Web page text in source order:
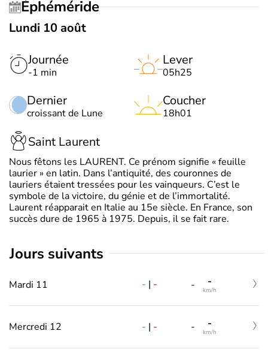
Éphéméride
Lundi 10 août
Journée
-1 min
Dernier
croissant de Lune
Lever
05h25
Coucher
18h01
Saint Laurent
Nous fêtons les LAURENT. Ce prénom signifie « feuille
laurier » en latin. Dans l’antiquité, des couronnes de
lauriers étaient tressées pour les vainqueurs. C’est le
symbole de la victoire, du génie et de l’immortalité.
Laurent réapparait en Italie au 15e siècle. En France, son
succès dure de 1965 à 1975. Depuis, il se fait rare.
jours suivants
Mardi 11 - | - - -
km/h
Mercredi 12 - | - - -
km/h